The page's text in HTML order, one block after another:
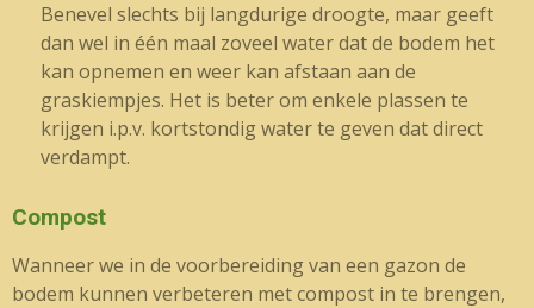
Benevel slechts bij langdurige droogte, maar geeft
dan wel in één maal zoveel water dat de bodem het
kan opnemen en weer kan afstaan aan de
graskiempjes. Het is beter om enkele plassen te
krijgen i.p.v. kortstondig water te geven dat direct
verdampt.
Compost
Wanneer we in de voorbereiding van een gazon de
bodem kunnen verbeteren met compost in te brengen,